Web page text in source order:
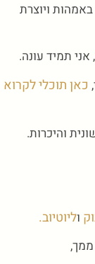
שמי לימור לוי אוסמי, אני מטפלת cbt-act באמהות ויוצרת
, אני תמיד עונה.
כאן תוכלי לקרוא
והיכרות.
וליוטיוב.